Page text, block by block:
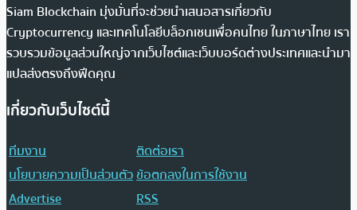
Siam Blockchain มุ่งมั่นที่จะช่วยนำเสนอสารเกี่ยวกับ
Cryptocurrency และเทคโนโลยีบล็อกเชนเพื่อคนไทย ในภาษาไทย เรา
รวบรวมข้อมูลส่วนใหญ่จากเว็บไซต์และเว็บบอร์ดต่างประเทศและนำมา
แปลส่งตรงถึงฟีดคุณ
เกี่ยวกับเว็บไซต์นี้
ทีมงาน
ติดต่อเรา
นโยบายความเป็นส่วนตัวข้อตกลงในการใช้งาน
Advertise
RSS